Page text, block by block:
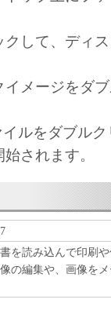
して、ディ
メージをダ
ルをダブル
されます。
を読み込んで印刷
の編集や、画像を